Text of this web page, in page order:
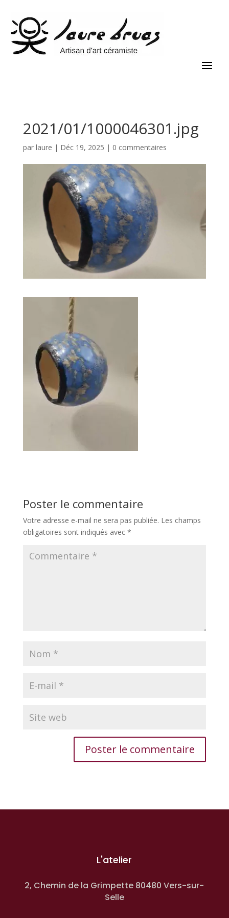
2021/01/1000046301.jpg
par laure | Déc 19, 2025 | 0 commentaires
Poster le commentaire
Votre adresse e-mail ne sera pas publiée. Les champs
obligatoires sont indiqués avec *
L'atelier
2, Chemin de la Grimpette 80480 Vers-sur-
Selle